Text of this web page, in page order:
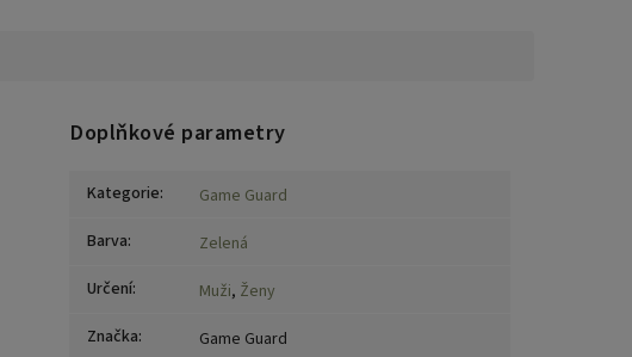
Doplňkové parametry
Kategorie:
Game Guard
Barva:
Zelená
Určení: Muži, Ženy
Značka: Game Guard